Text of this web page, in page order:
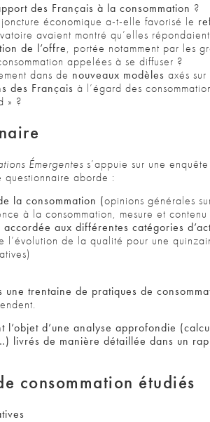
des Français à la consommation ?
économique a-t-elle favorisé le
avaient montré qu’elles
de l’offre, portée notamment par les
appelées à se diffuser ?
dans de nouveaux modèles axés sur
des Français à l’égard des
» ?
Émergentes s’appuie sur une
aborde :
la consommation (opinions générales
à la consommation, mesure et
aux différentes catégories
l’évolution de la qualité pour une
une trentaine de pratiques de
l’objet d’une analyse approfondie
livrés de manière détaillée dans un
consommation étudiés